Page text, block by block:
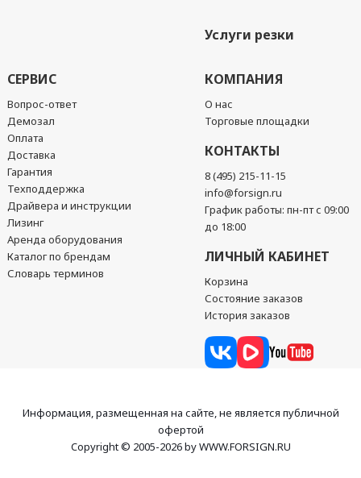
Услуги резки
СЕРВИС
Вопрос-ответ
Демозал
Оплата
Доставка
Гарантия
Техподдержка
Драйвера и инструкции
Лизинг
Аренда оборудования
Каталог по брендам
Словарь терминов
КОМПАНИЯ
О нас
Торговые площадки
КОНТАКТЫ
8 (495) 215-11-15
info@forsign.ru
График работы: пн-пт с 09:00
до 18:00
ЛИЧНЫЙ КАБИНЕТ
Корзина
Состояние заказов
История заказов
Информация, размещенная на сайте, не является публичной
офертой
Copyright © 2005-2026 by WWW.FORSIGN.RU